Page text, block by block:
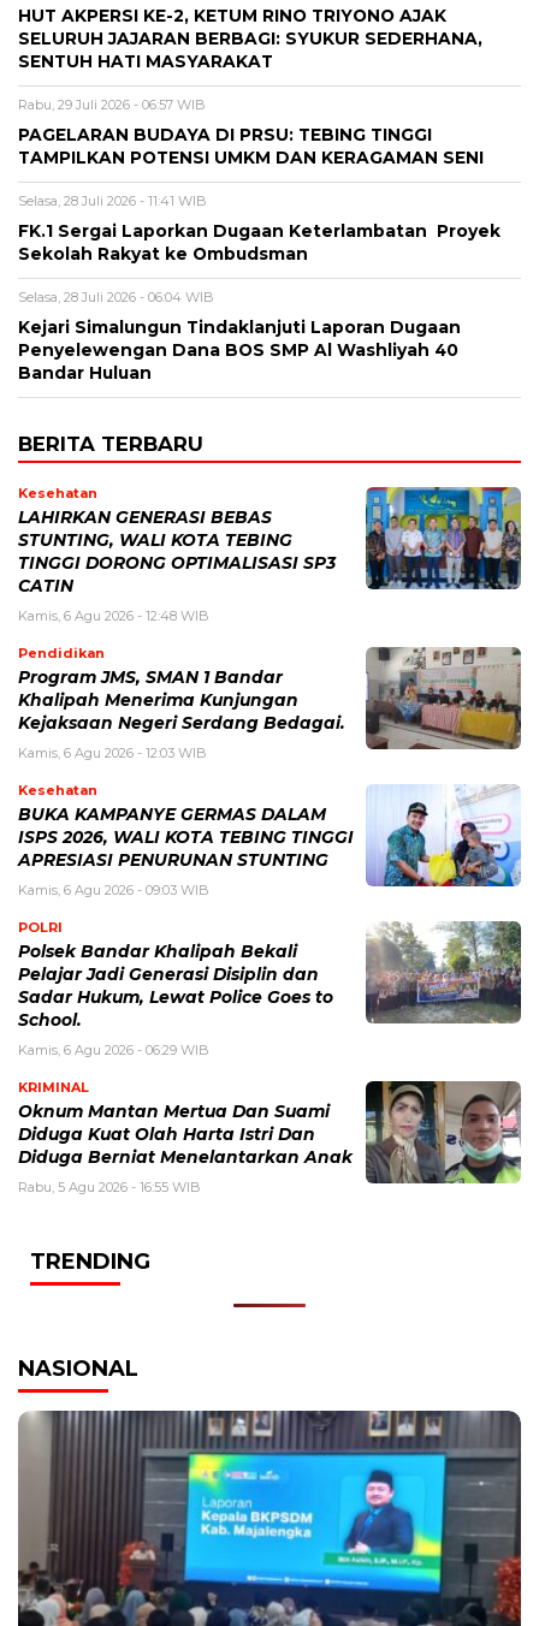
HUT AKPERSI KE-2, KETUM RINO TRIYONO AJAK
SELURUH JAJARAN BERBAGI: SYUKUR SEDERHANA,
SENTUH HATI MASYARAKAT
Rabu, 29 Juli 2026 - 06:57 WIB
PAGELARAN BUDAYA DI PRSU: TEBING TINGGI
TAMPILKAN POTENSI UMKM DAN KERAGAMAN SENI
Selasa, 28 Juli 2026 - 11:41 WIB
FK.1 Sergai Laporkan Dugaan Keterlambatan Proyek
Sekolah Rakyat ke Ombudsman
Selasa, 28 Juli 2026 - 06:04 WIB
Kejari Simalungun Tindaklanjuti Laporan Dugaan
Penyelewengan Dana BOS SMP Al Washliyah 40
Bandar Huluan
BERITA TERBARU
Kesehatan
LAHIRKAN GENERASI BEBAS
STUNTING, WALI KOTA TEBING
TINGGI DORONG OPTIMALISASI SP3
CATIN
Kamis, 6 Agu 2026 - 12:48 WIB
Pendidikan
Program JMS, SMAN 1 Bandar
Khalipah Menerima Kunjungan
Kejaksaan Negeri Serdang Bedagai.
Kamis, 6 Agu 2026 - 12:03 WIB
Kesehatan
BUKA KAMPANYE GERMAS DALAM
ISPS 2026, WALI KOTA TEBING TINGGI
APRESIASI PENURUNAN STUNTING
Kamis, 6 Agu 2026 - 09:03 WIB
POLRI
Polsek Bandar Khalipah Bekali
Pelajar Jadi Generasi Disiplin dan
Sadar Hukum, Lewat Police Goes to
School.
Kamis, 6 Agu 2026 - 06:29 WIB
KRIMINAL
Oknum Mantan Mertua Dan Suami
Diduga Kuat Olah Harta Istri Dan
Diduga Berniat Menelantarkan Anak
Rabu, 5 Agu 2026 - 16:55 WIB
TRENDING
NASIONAL